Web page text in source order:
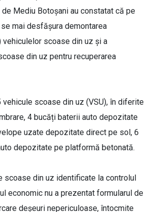
Mediu Botoșani au constatat că pe
mai desfășura demontarea
vehiculelor scoase din uz și a
din uz pentru recuperarea
scoase din uz (VSU), în diferite
4 bucăți baterii auto depozitate
uzate depozitate direct pe sol, 6
depozitate pe platformă betonată.
scoase din uz identificate la controlul
economic nu a prezentat formularul de
deşeuri nepericuloase, întocmite